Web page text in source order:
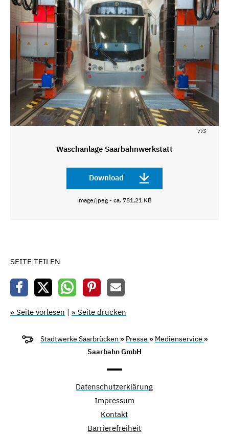
VVS
Waschanlage Saarbahnwerkstatt
Download
image/jpeg - ca. 781,21 KB
SEITE TEILEN
» Seite vorlesen | » Seite drucken
Stadtwerke Saarbrücken » Presse » Medienservice »
Saarbahn GmbH
Datenschutzerklärung
Impressum
Kontakt
Barrierefreiheit